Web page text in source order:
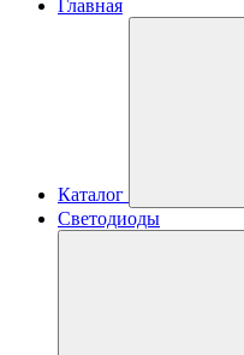
Главная
Каталог
Светодиоды